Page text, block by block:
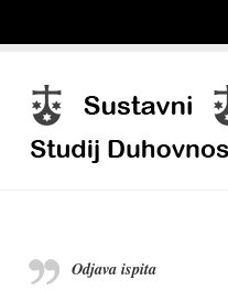
Odjava ispita